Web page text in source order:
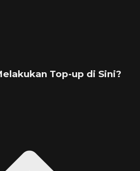
Top-up di Sini?